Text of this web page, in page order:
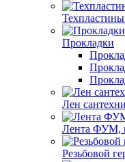
Прокладки
Лен
Лента ФУМ,
Резьбовой